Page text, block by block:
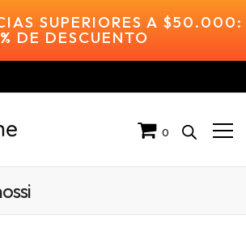
SUPERIORES A $50.000:
DE DESCUENTO
0